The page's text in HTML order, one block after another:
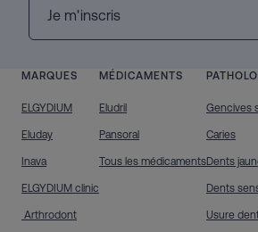
MARQUES
ELGYDIUM
Eluday
Inava
ELGYDIUM clinic
Arthrodont
MÉDICAMENTS
Eludril
Pansoral
Tous les médicaments
Gencives
Caries
Dents
Dents
Usure
Je m'inscris